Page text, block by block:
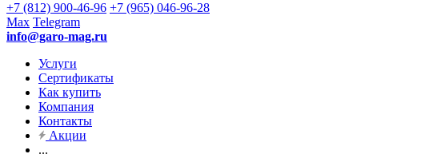
+7 (812) 900-46-96 +7 (965) 046-96-28
Max Telegram
info@garo-mag.ru
Услуги
Сертификаты
Как купить
Компания
Контакты
Акции
...